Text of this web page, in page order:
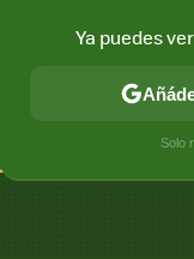
CONECTIVIDAD
Ya puedes
Solo